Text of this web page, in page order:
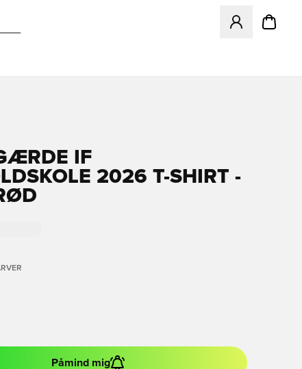
Åbner en
IF
2026 T-SHIRT -
Påmind mig